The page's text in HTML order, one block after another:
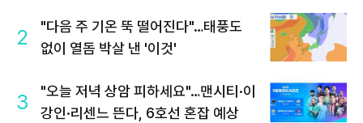
2
"다음 주 기온 뚝 떨어진다"…태풍도
없이 열돔 박살 낸 '이것'
3
"오늘 저녁 상암 피하세요"…맨시티·이
강인·리센느 뜬다, 6호선 혼잡 예상